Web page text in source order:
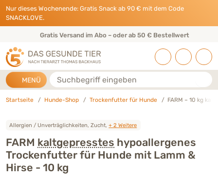
Direkt zu:
INHALT
HAUPTMENÜ
FOOTER
Nur dieses Wochenende: Gratis Snack ab 90 € mit dem Code
SNACKLOVE.
Gratis Versand im Abo – oder ab 50 € Bestellwert
MENÜ Suche
Startseite Hunde-Shop Trockenfutter für Hunde FARM – 10 kg
Allergien / Unverträglichkeiten, Zucht,+ 2 Weitere
FARM kaltgepresstes hypoallergenes
Trockenfutter für Hunde mit Lamm &
Hirse - 10 kg